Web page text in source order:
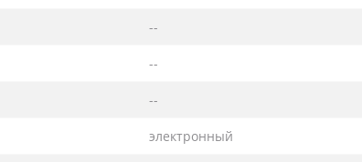
--
--
--
электронный